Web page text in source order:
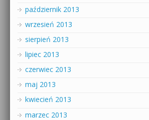
październik 2013
wrzesień 2013
sierpień 2013
lipiec 2013
czerwiec 2013
maj 2013
kwiecień 2013
marzec 2013